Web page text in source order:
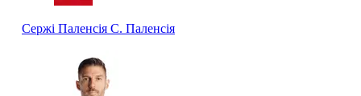
Сержі Паленсія С. Паленсія